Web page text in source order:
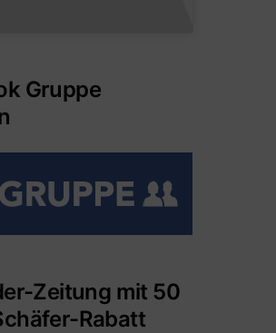
Gruppe
Zeitung mit 50
Rabatt